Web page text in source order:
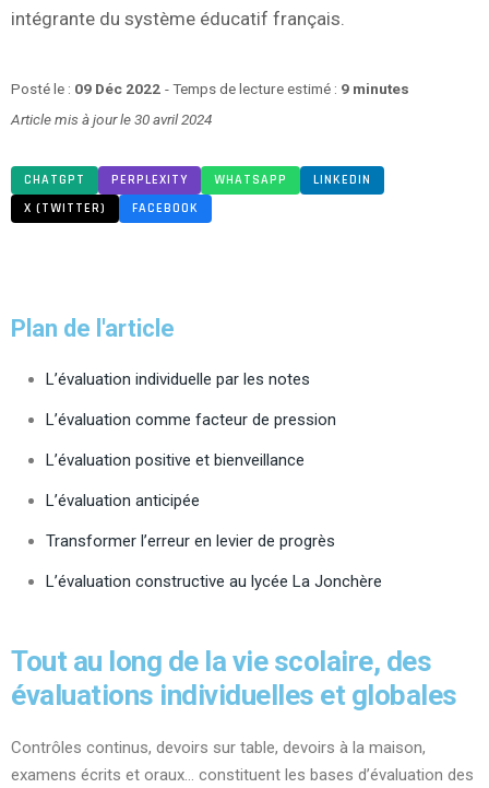
intégrante du système éducatif français.
Posté le : 09 Déc 2022 - Temps de lecture estimé : 9 minutes
Article mis à jour le 30 avril 2024
CHATGPT PERPLEXITY WHATSAPP
LINKEDIN
X (TWITTER)
FACEBOOK
Plan de l'article
L’évaluation individuelle par les notes
L’évaluation comme facteur de pression
L’évaluation positive et bienveillance
L’évaluation anticipée
Transformer l’erreur en levier de progrès
L’évaluation constructive au lycée La Jonchère
Tout au long de la vie scolaire, des
évaluations individuelles et globales
Contrôles continus, devoirs sur table, devoirs à la maison,
examens écrits et oraux… constituent les bases d’évaluation des